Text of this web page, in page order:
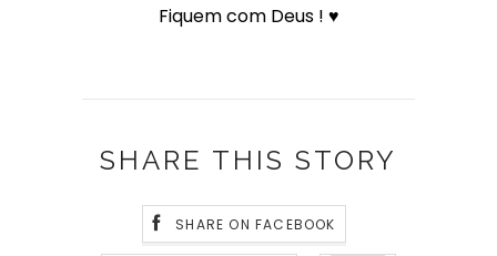
Fiquem com Deus ! ♥
SHARE THIS STORY
SHARE ON FACEBOOK